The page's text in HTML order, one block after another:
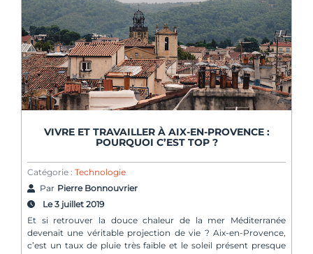
VIVRE ET TRAVAILLER À AIX-EN-PROVENCE :
POURQUOI C’EST TOP ?
Catégorie : Technologie
Par Pierre Bonnouvrier
Le 3 juillet 2019
Et si retrouver la douce chaleur de la mer Méditerranée
devenait une véritable projection de vie ? Aix-en-Provence,
c’est un taux de pluie très faible et le soleil présent presque